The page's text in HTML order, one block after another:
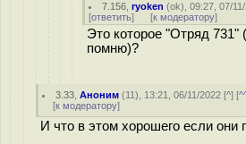
7.156 ,ryoken (ok), 09:27, 07/
[ответить] [к модератору]
Это которое "Отряд 731"
помню)?
3.33 ,Аноним (11), 13:21, 06/11/2022 [^] [
[к модератору]
И что в этом хорошего если